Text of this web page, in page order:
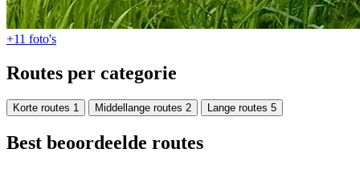
+11 foto's
Routes per categorie
Korte routes 1 Middellange routes 2 Lange routes 5
Best beoordeelde routes